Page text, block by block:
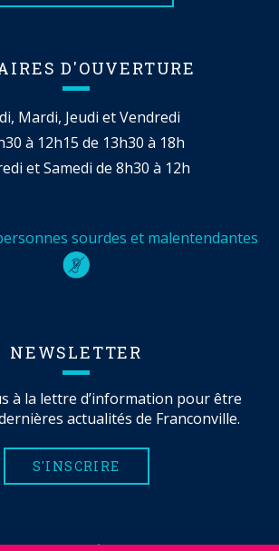
D'OUVERTURE
Mardi, Jeudi et Vendredi
à 12h15 de 13h30 à 18h
et Samedi de 8h30 à 12h
sourdes et malentendantes
NEWSLETTER
à la lettre d’information pour être
actualités de Franconville.
S'INSCRIRE